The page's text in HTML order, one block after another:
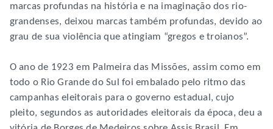
marcas profundas na história e na imaginação dos rio-
grandenses, deixou marcas também profundas, devido ao
grau de sua violência que atingiam “gregos e troianos”.
O ano de 1923 em Palmeira das Missões, assim como em
todo o Rio Grande do Sul foi embalado pelo ritmo das
campanhas eleitorais para o governo estadual, cujo
pleito, segundos as autoridades eleitorais da época, deu a